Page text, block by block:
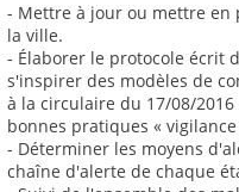
- Mettre à jour ou mettre en
la ville.
- Élaborer le protocole écrit
s'inspirer des modèles de
à la circulaire du 17/08/
bonnes pratiques «
- Déterminer les moyens
chaîne d'alerte de chaque